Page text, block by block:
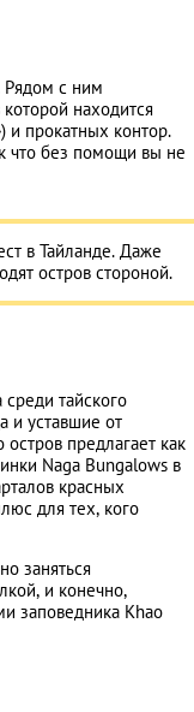
Рядом с ним
находится
и прокатных контор.
что без помощи вы не
в Тайланде. Даже
остров стороной.
тайского
и уставшие от
предлагает как
Naga Bungalows в
красных
для тех, кого
заняться
и конечно,
заповедника Khao